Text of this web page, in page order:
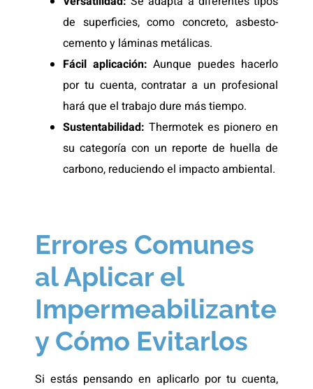
de superficies, como concreto, asbesto-
cemento y láminas metálicas.
Fácil aplicación: Aunque puedes hacerlo
por tu cuenta, contratar a un profesional
hará que el trabajo dure más tiempo.
Sustentabilidad: Thermotek es pionero en
su categoría con un reporte de huella de
carbono, reduciendo el impacto ambiental.
Errores Comunes
al Aplicar el
Impermeabilizante
y Cómo Evitarlos
Si estás pensando en aplicarlo por tu cuenta,